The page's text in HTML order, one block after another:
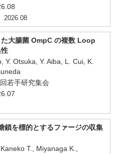
2026.08
大腸菌 OmpC の複数 Loop
Y. Otsuka, Y. Aiba, L. Cui, K.
若手研究集会
鎖を標的とするファージの収集
T., Miyanaga K.,